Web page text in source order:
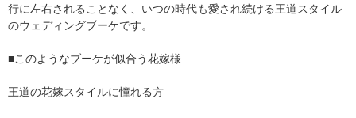
行に左右されることなく、いつの時代も愛され続ける王道スタイル
のウェディングブーケです。
■このようなブーケが似合う花嫁様
王道の花嫁スタイルに憧れる方